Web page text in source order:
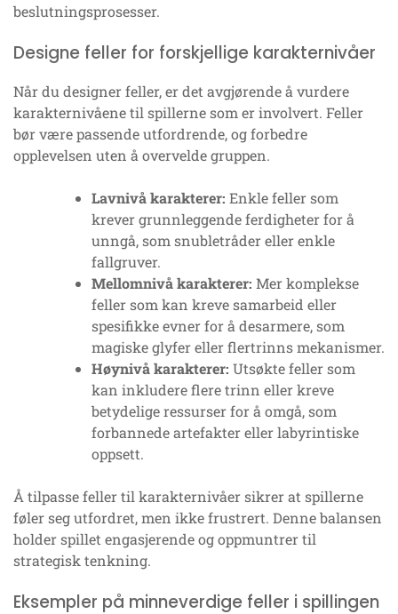
beslutningsprosesser.
Designe feller for forskjellige karakternivåer
Når du designer feller, er det avgjørende å vurdere
karakternivåene til spillerne som er involvert. Feller
bør være passende utfordrende, og forbedre
opplevelsen uten å overvelde gruppen.
Lavnivå karakterer: Enkle feller som
krever grunnleggende ferdigheter for å
unngå, som snubletråder eller enkle
fallgruver.
Mellomnivå karakterer: Mer komplekse
feller som kan kreve samarbeid eller
spesifikke evner for å desarmere, som
magiske glyfer eller flertrinns mekanismer.
Høynivå karakterer: Utsøkte feller som
kan inkludere flere trinn eller kreve
betydelige ressurser for å omgå, som
forbannede artefakter eller labyrintiske
oppsett.
Å tilpasse feller til karakternivåer sikrer at spillerne
føler seg utfordret, men ikke frustrert. Denne balansen
holder spillet engasjerende og oppmuntrer til
strategisk tenkning.
Eksempler på minneverdige feller i spillingen